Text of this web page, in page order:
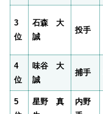
3
位
石森 大
誠
投手
4
位
味谷 大
誠
捕手
5
星野 真
内野